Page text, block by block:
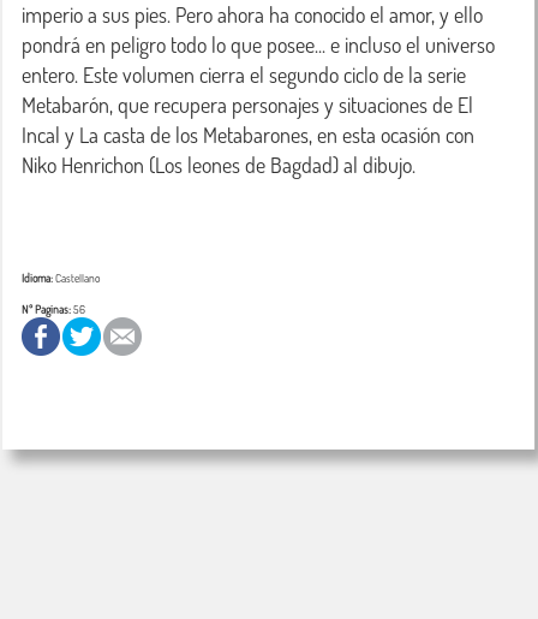
imperio a sus pies. Pero ahora ha conocido el amor, y ello
pondrá en peligro todo lo que posee... e incluso el universo
entero. Este volumen cierra el segundo ciclo de la serie
Metabarón, que recupera personajes y situaciones de El
Incal y La casta de los Metabarones, en esta ocasión con
Niko Henrichon (Los leones de Bagdad) al dibujo.
Idioma:Castellano
Nº Paginas:56